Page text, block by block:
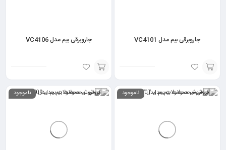
جاروبرقی بیم مدل VC4101
گزینه
جاروبرقی بیم مدل VC4106
گزینه
ناموجود ناموجود